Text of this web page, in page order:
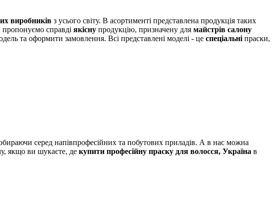
виробників з усього світу. В асортименті представлена ​​продукція таких
справді якісну продукцію, призначену для майстрів салону
та оформити замовлення. Всі представлені моделі - це спеціальні праски,
серед напівпрофесійних та побутових приладів. А в нас можна
якщо ви шукаєте, де купити професійну праску для волосся, Україна в